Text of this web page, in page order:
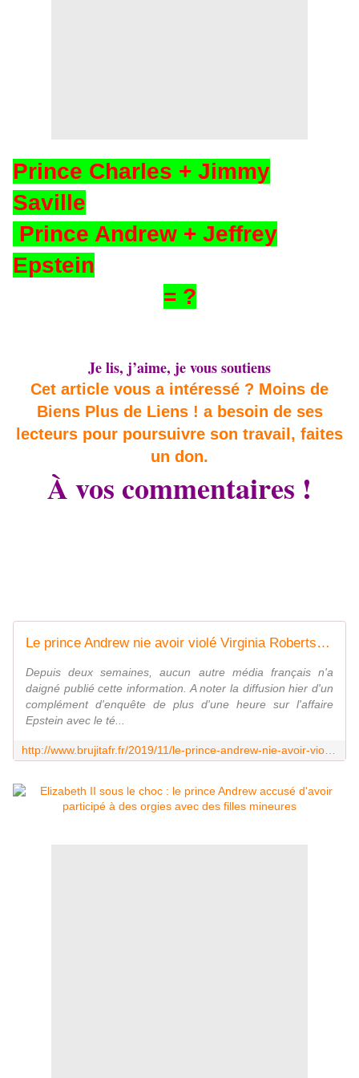
Prince Charles + Jimmy
Saville
Prince Andrew + Jeffrey
Epstein
= ?
Je lis, j’aime, je vous soutiens
Cet article vous a intéressé ? Moins de
Biens Plus de Liens ! a besoin de ses
lecteurs pour poursuivre son travail, faites
un don.
À vos commentaires !
Le prince Andrew nie avoir violé Virginia Roberts...parce qu'il était en train de manger une pizza - MOINS de BIENS PLUS de LIENS
Depuis deux semaines, aucun autre média français n'a
daigné publié cette information. A noter la diffusion hier d'un
complément d'enquête de plus d'une heure sur l'affaire
Epstein avec le té...